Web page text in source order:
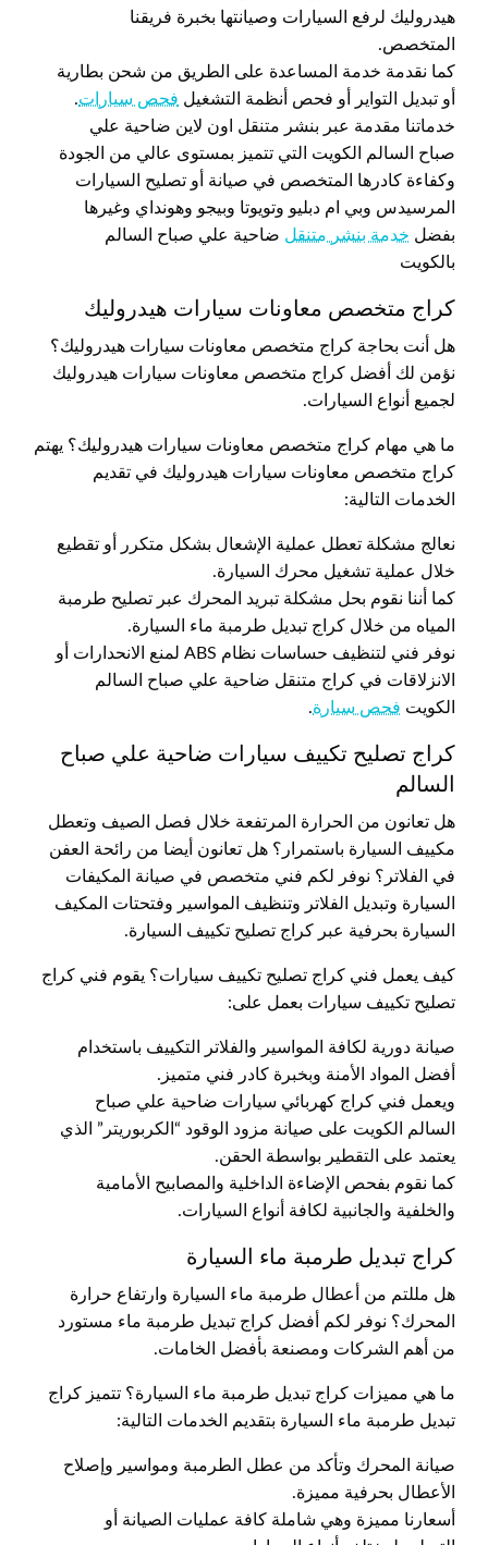
هيدروليك لرفع السيارات وصيانتها بخبرة فريقنا
المتخصص.
كما نقدمة خدمة المساعدة على الطريق من شحن بطارية
أو تبديل التواير أو فحص أنظمة التشغيل فحص سيارات.
خدماتنا مقدمة عبر بنشر متنقل اون لاين ضاحية علي
صباح السالم الكويت التي تتميز بمستوى عالي من الجودة
وكفاءة كادرها المتخصص في صيانة أو تصليح السيارات
المرسيدس وبي ام دبليو وتويوتا وبيجو وهونداي وغيرها
بفضل خدمة بنشر متنقل ضاحية علي صباح السالم
بالكويت
كراج متخصص معاونات سيارات هيدروليك
هل أنت بحاجة كراج متخصص معاونات سيارات هيدروليك؟
نؤمن لك أفضل كراج متخصص معاونات سيارات هيدروليك
لجميع أنواع السيارات.
ما هي مهام كراج متخصص معاونات سيارات هيدروليك؟ يهتم
كراج متخصص معاونات سيارات هيدروليك في تقديم
الخدمات التالية:
نعالج مشكلة تعطل عملية الإشعال بشكل متكرر أو تقطيع
خلال عملية تشغيل محرك السيارة.
كما أننا نقوم بحل مشكلة تبريد المحرك عبر تصليح طرمبة
المياه من خلال كراج تبديل طرمبة ماء السيارة.
نوفر فني لتنظيف حساسات نظام ABS لمنع الانحدارات أو
الانزلاقات في كراج متنقل ضاحية علي صباح السالم
الكويت فحص سيارة.
كراج تصليح تكييف سيارات ضاحية علي صباح
السالم
هل تعانون من الحرارة المرتفعة خلال فصل الصيف وتعطل
مكييف السيارة باستمرار؟ هل تعانون أيضا من رائحة العفن
في الفلاتر؟ نوفر لكم فني متخصص في صيانة المكيفات
السيارة وتبديل الفلاتر وتنظيف المواسير وفتحتات المكيف
السيارة بحرفية عبر كراج تصليح تكييف السيارة.
كيف يعمل فني كراج تصليح تكييف سيارات؟ يقوم فني كراج
تصليح تكييف سيارات بعمل على:
صيانة دورية لكافة المواسير والفلاتر التكييف باستخدام
أفضل المواد الأمنة وبخبرة كادر فني متميز.
ويعمل فني كراج كهربائي سيارات ضاحية علي صباح
السالم الكويت على صيانة مزود الوقود “الكربوريتر” الذي
يعتمد على التقطير بواسطة الحقن.
كما نقوم بفحص الإضاءة الداخلية والمصابيح الأمامية
والخلفية والجانبية لكافة أنواع السيارات.
كراج تبديل طرمبة ماء السيارة
هل مللتم من أعطال طرمبة ماء السيارة وارتفاع حرارة
المحرك؟ نوفر لكم أفضل كراج تبديل طرمبة ماء مستورد
من أهم الشركات ومصنعة بأفضل الخامات.
ما هي مميزات كراج تبديل طرمبة ماء السيارة؟ تتميز كراج
تبديل طرمبة ماء السيارة بتقديم الخدمات التالية:
صيانة المحرك وتأكد من عطل الطرمبة ومواسير وإصلاح
الأعطال بحرفية مميزة.
أسعارنا مميزة وهي شاملة كافة عمليات الصيانة أو